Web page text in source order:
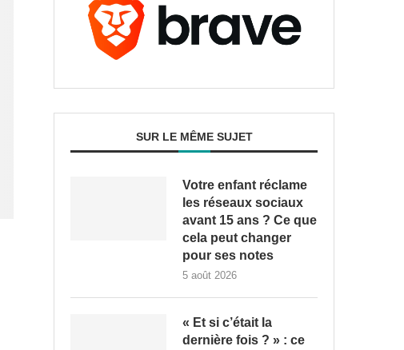
SUR LE MÊME SUJET
Votre enfant réclame
les réseaux sociaux
avant 15 ans ? Ce que
cela peut changer
pour ses notes
5 août 2026
« Et si c’était la
dernière fois ? » : ce